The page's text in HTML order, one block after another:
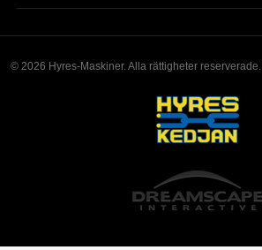
© 2026 Hyres-Maskiner. Alla rättigheter reserverade.